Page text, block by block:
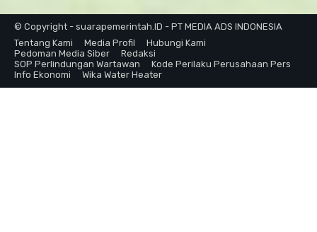
© Copyright - suarapemerintah.ID - PT MEDIA ADS INDONESIA
Tentang Kami
Media Profil
Hubungi Kami
Pedoman Media Siber
Redaksi
SOP Perlindungan Wartawan
Kode Perilaku Perusahaan Pers
Info Ekonomi
Wika Water Heater